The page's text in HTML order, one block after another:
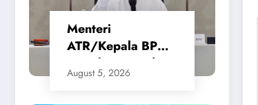
Menteri
ATR/Kepala BPN
Tetapkan Standar
Waktu Layanan
August 5, 2026